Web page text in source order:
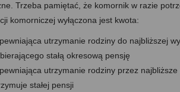
Trzeba pamiętać, że komornik w razie
komorniczej wyłączona jest kwota:
utrzymanie rodziny do najbliższej
stałą okresową pensję
utrzymanie rodziny przez
stałej pensji